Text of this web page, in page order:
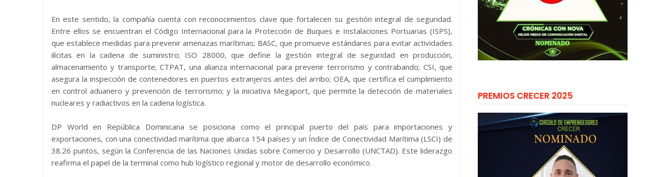
En este sentido, la compañía cuenta con reconocimientos clave que fortalecen su gestión integral de seguridad.
Entre ellos se encuentran el Código Internacional para la Protección de Buques e Instalaciones Portuarias (ISPS),
que establece medidas para prevenir amenazas marítimas; BASC, que promueve estándares para evitar actividades
ilícitas en la cadena de suministro; ISO 28000, que define la gestión integral de seguridad en producción,
almacenamiento y transporte; CTPAT, una alianza internacional para prevenir terrorismo y contrabando; CSI, que
asegura la inspección de contenedores en puertos extranjeros antes del arribo; OEA, que certifica el cumplimiento
en control aduanero y prevención de terrorismo; y la iniciativa Megaport, que permite la detección de materiales
nucleares y radiactivos en la cadena logística.
DP World en República Dominicana se posiciona como el principal puerto del país para importaciones y
exportaciones, con una conectividad marítima que abarca 154 países y un Índice de Conectividad Marítima (LSCI) de
38.26 puntos, según la Conferencia de las Naciones Unidas sobre Comercio y Desarrollo (UNCTAD). Este liderazgo
reafirma el papel de la terminal como hub logístico regional y motor de desarrollo económico.
PREMIOS CRECER 2025